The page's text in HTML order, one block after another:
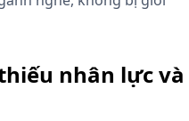
nhân lực và